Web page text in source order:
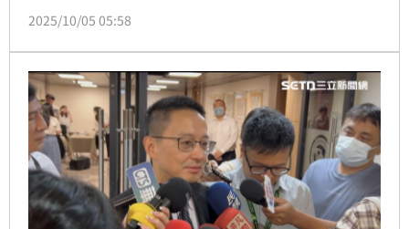
肯亞與馬達加斯加，還有北非的摩洛哥等地。美國《新
上社群媒體推波助瀾，才讓年輕人的怒火一點就著，利
用網路的串聯衝撞傳統權力結構，甚至重塑當代政治格
局。
2025/10/05 05:58